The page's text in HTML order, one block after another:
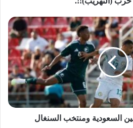
السعودية ومنتخب السنغال